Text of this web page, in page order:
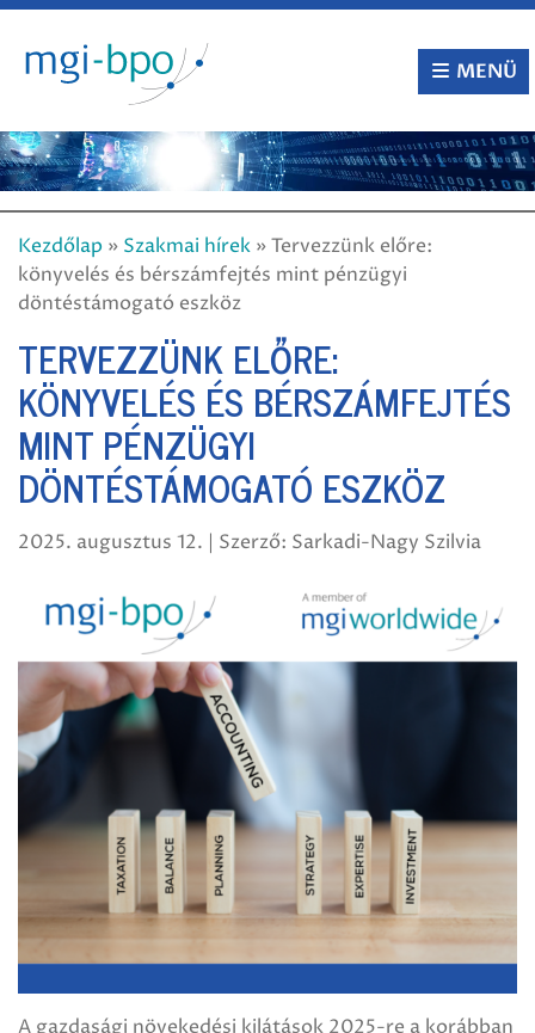
Tovább
tartalomra
MENÜ
Kezdőlap » Szakmai hírek »Tervezzünk előre:
könyvelés és bérszámfejtés mint pénzügyi
döntéstámogató eszköz
TERVEZZÜNK ELŐRE:
KÖNYVELÉS ÉS BÉRSZÁMFEJTÉS
MINT PÉNZÜGYI
DÖNTÉSTÁMOGATÓ ESZKÖZ
2025. augusztus 12. | Szerző: Sarkadi-Nagy Szilvia
A gazdasági növekedési kilátások 2025-re a korábban